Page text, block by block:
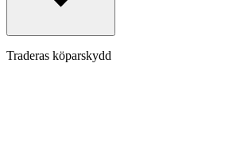
Traderas köparskydd